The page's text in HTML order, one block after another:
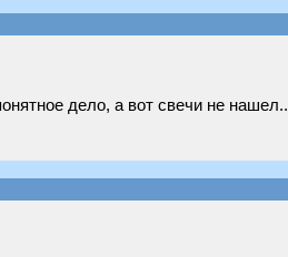
дело, а вот свечи не нашел..